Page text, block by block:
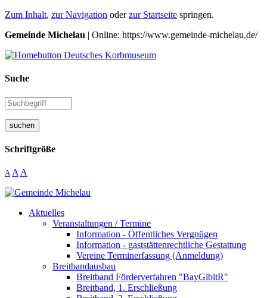
Zum Inhalt, zur Navigation oderzur Startseite springen.
Gemeinde Michelau | Online: https://www.gemeinde-michelau.de/
Suche
suchen
Schriftgröße
A A A
Aktuelles
Veranstaltungen / Termine
Information - Öffentliches Vergnügen
Information - gaststättenrechtliche Gestattung
Vereine Terminerfassung (Anmeldung)
Breitbandausbau
Breitband Förderverfahren "BayGibitR"
Breitband, 1. Erschließung